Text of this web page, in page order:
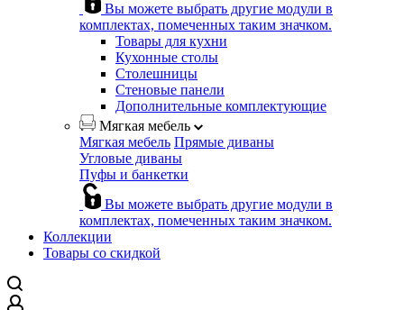
Вы можете выбрать другие модули в
комплектах, помеченных таким значком.
Товары для кухни
Кухонные столы
Столешницы
Стеновые панели
Дополнительные комплектующие
Мягкая мебель
Мягкая мебель Прямые диваны
Угловые диваны
Пуфы и банкетки
Вы можете выбрать другие модули в
комплектах, помеченных таким значком.
Коллекции
Товары со скидкой